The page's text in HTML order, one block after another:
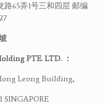
65弄1号三和四层 邮编
PTE. LTD. ：
Leong Building,
SINGAPORE